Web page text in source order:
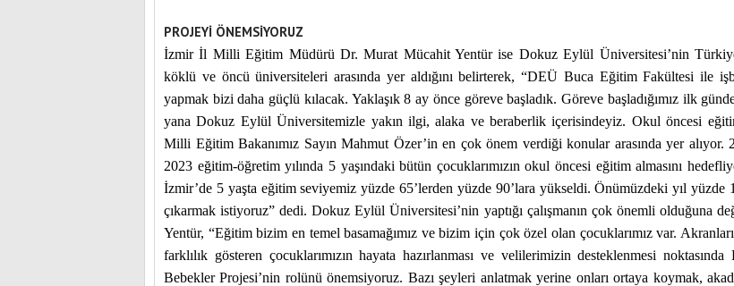
PROJEYİ ÖNEMSİYORUZ
İzmir İl Milli Eğitim Müdürü Dr. Murat Mücahit Yentür ise Dokuz Eylül Üniversitesi’nin
köklü ve öncü üniversiteleri arasında yer aldığını belirterek, “DEÜ Buca Eğitim Fakültesi ile
yapmak bizi daha güçlü kılacak. Yaklaşık 8 ay önce göreve başladık. Göreve başladığımız ilk
yana Dokuz Eylül Üniversitemizle yakın ilgi, alaka ve beraberlik içerisindeyiz. Okul öncesi
Milli Eğitim Bakanımız Sayın Mahmut Özer’in en çok önem verdiği konular arasında yer alıyor.
2023 eğitim-öğretim yılında 5 yaşındaki bütün çocuklarımızın okul öncesi eğitim almasını
İzmir’de 5 yaşta eğitim seviyemiz yüzde 65’lerden yüzde 90’lara yükseldi. Önümüzdeki yıl yüzde
çıkarmak istiyoruz” dedi. Dokuz Eylül Üniversitesi’nin yaptığı çalışmanın çok önemli olduğuna
Yentür, “Eğitim bizim en temel basamağımız ve bizim için çok özel olan çocuklarımız var.
farklılık gösteren çocuklarımızın hayata hazırlanması ve velilerimizin desteklenmesi noktasında
Bebekler Projesi’nin rolünü önemsiyoruz. Bazı şeyleri anlatmak yerine onları ortaya koymak,